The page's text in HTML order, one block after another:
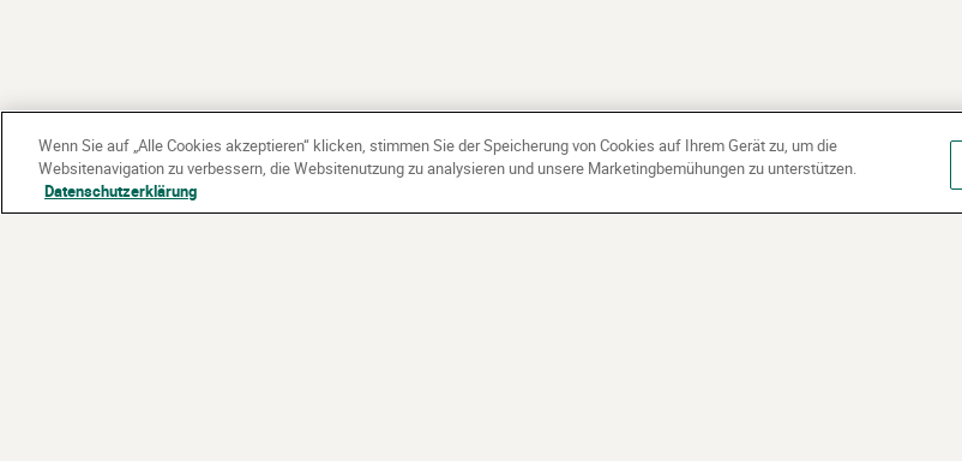
Wenn Sie auf „Alle Cookies akzeptieren“ klicken, stimmen Sie der Speicherung von Cookies auf Ihrem Gerät zu, um die
Websitenavigation zu verbessern, die Websitenutzung zu analysieren und unsere Marketingbemühungen zu unterstützen.
Datenschutzerklärung